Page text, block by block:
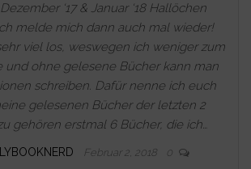
‘17 & Januar ‘18 Hallöchen
melde mich dann auch mal wieder!
viel los, weswegen ich weniger zum
und ohne gelesene Bücher kann man
schreiben. Dafür nenne ich euch
gelesenen Bücher der letzten 2
gehören erstmal 6 Bücher, die ich…
Februar 2, 2018 0